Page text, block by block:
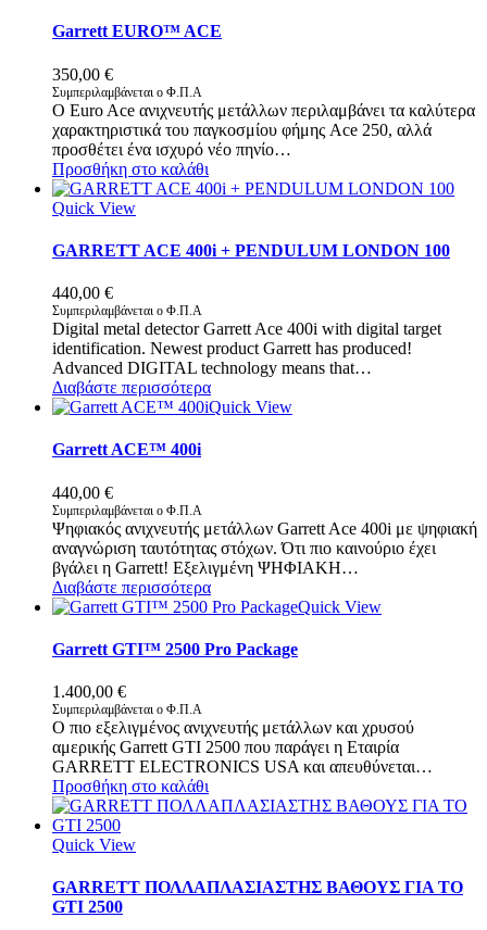
Garrett EURO™ ACE
350,00 €
Συμπεριλαμβάνεται ο Φ.Π.Α
Ο Euro Ace ανιχνευτής μετάλλων περιλαμβάνει τα καλύτερα
χαρακτηριστικά του παγκοσμίου φήμης Ace 250, αλλά
προσθέτει ένα ισχυρό νέο πηνίο…
Προσθήκη στο καλάθι
Quick View
GARRETT ACE 400i + PENDULUM LONDON 100
440,00 €
Συμπεριλαμβάνεται ο Φ.Π.Α
Digital metal detector Garrett Ace 400i with digital target
identification. Newest product Garrett has produced!
Advanced DIGITAL technology means that…
Διαβάστε περισσότερα
Quick View
Garrett ACE™ 400i
440,00 €
Συμπεριλαμβάνεται ο Φ.Π.Α
Ψηφιακός ανιχνευτής μετάλλων Garrett Ace 400i με ψηφιακή
αναγνώριση ταυτότητας στόχων. Ότι πιο καινούριο έχει
βγάλει η Garrett! Εξελιγμένη ΨΗΦΙΑΚΗ…
Διαβάστε περισσότερα
Quick View
Garrett GTI™ 2500 Pro Package
1.400,00 €
Συμπεριλαμβάνεται ο Φ.Π.Α
Ο πιο εξελιγμένος ανιχνευτής μετάλλων και χρυσού
αμερικής Garrett GTI 2500 που παράγει η Εταιρία
GARRETT ELECTRONICS USA και απευθύνεται…
Προσθήκη στο καλάθι
Quick View
GARRETT ΠΟΛΛΑΠΛΑΣΙΑΣΤΗΣ ΒΑΘΟΥΣ ΓΙΑ ΤΟ
GTI 2500